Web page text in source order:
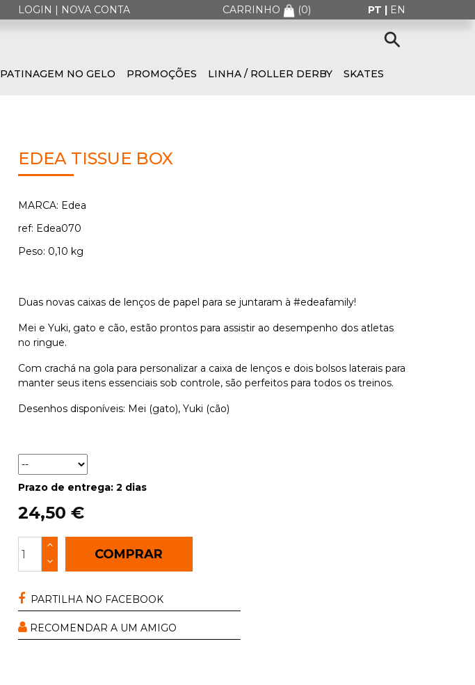
LOGIN | NOVA CONTA CARRINHO (0) PT | EN
PATINAGEM NO GELO PROMOÇÕES LINHA / ROLLER DERBY SKATES
EDEA TISSUE BOX
MARCA: Edea
ref: Edea070
Peso: 0,10 kg
Duas novas caixas de lenços de papel para se juntaram à #edeafamily!
Mei e Yuki, gato e cão, estão prontos para assistir ao desempenho dos atletas
no ringue.
Com crachá na gola para personalizar a caixa de lenços e dois bolsos laterais para
manter seus itens essenciais sob controle, são perfeitos para todos os treinos.
Desenhos disponíveis: Mei (gato), Yuki (cão)
Prazo de entrega: 2 dias
24,50 €
COMPRAR
PARTILHA NO FACEBOOK
RECOMENDAR A UM AMIGO